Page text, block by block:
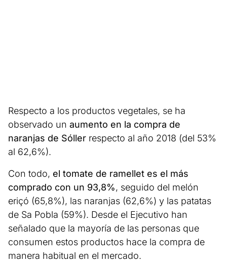
Respecto a los productos vegetales, se ha
observado un aumento en la compra de
naranjas de Sóller respecto al año 2018 (del 53%
al 62,6%).
Con todo, el tomate de ramellet es el más
comprado con un 93,8%, seguido del melón
eriçó (65,8%), las naranjas (62,6%) y las patatas
de Sa Pobla (59%). Desde el Ejecutivo han
señalado que la mayoría de las personas que
consumen estos productos hace la compra de
manera habitual en el mercado.